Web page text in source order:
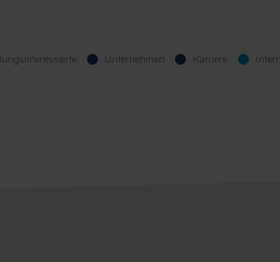
Unternehmen Karriere